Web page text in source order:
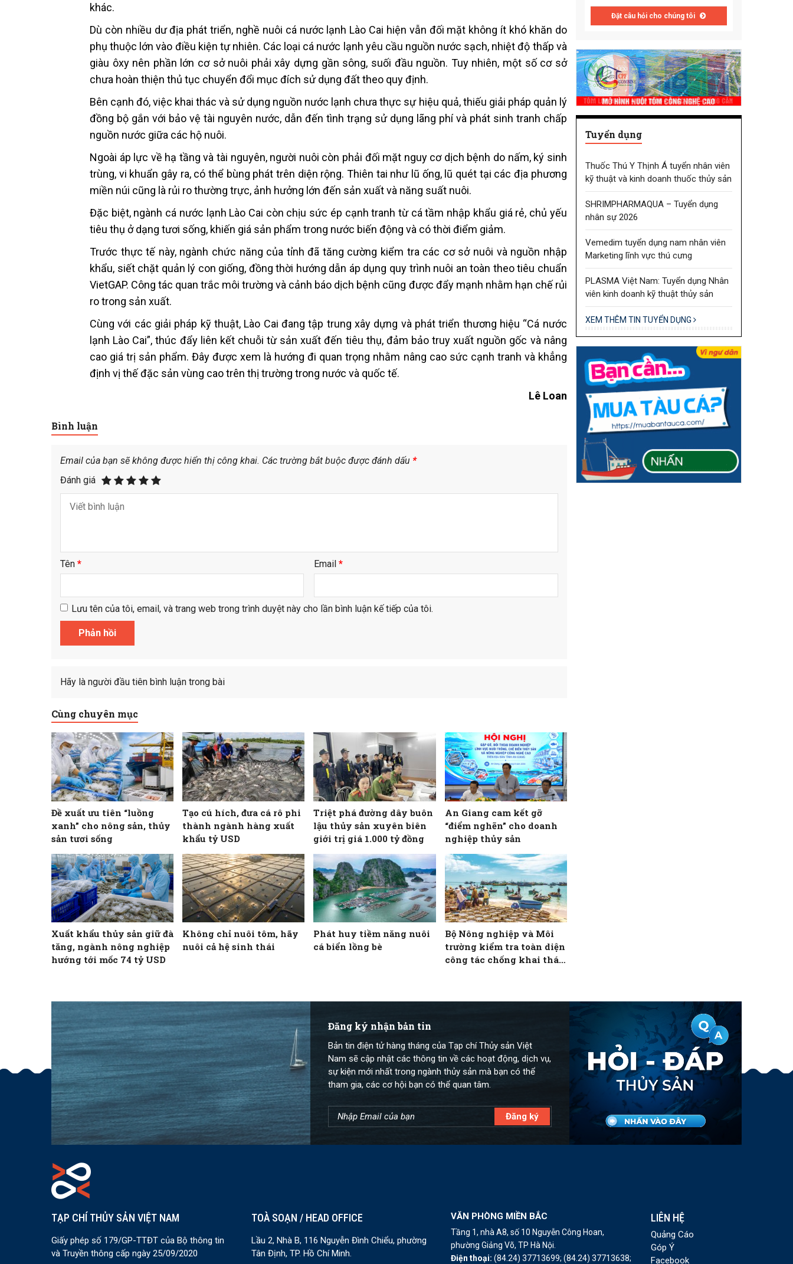
khác.
Dù còn nhiều dư địa phát triển, nghề nuôi cá nước lạnh Lào Cai hiện vẫn đối mặt không ít khó khăn do
phụ thuộc lớn vào điều kiện tự nhiên. Các loại cá nước lạnh yêu cầu nguồn nước sạch, nhiệt độ thấp và
giàu ôxy nên phần lớn cơ sở nuôi phải xây dựng gần sông, suối đầu nguồn. Tuy nhiên, một số cơ sở
chưa hoàn thiện thủ tục chuyển đổi mục đích sử dụng đất theo quy định.
Bên cạnh đó, việc khai thác và sử dụng nguồn nước lạnh chưa thực sự hiệu quả, thiếu giải pháp quản lý
đồng bộ gắn với bảo vệ tài nguyên nước, dẫn đến tình trạng sử dụng lãng phí và phát sinh tranh chấp
nguồn nước giữa các hộ nuôi.
Ngoài áp lực về hạ tầng và tài nguyên, người nuôi còn phải đối mặt nguy cơ dịch bệnh do nấm, ký sinh
trùng, vi khuẩn gây ra, có thể bùng phát trên diện rộng. Thiên tai như lũ ống, lũ quét tại các địa phương
miền núi cũng là rủi ro thường trực, ảnh hưởng lớn đến sản xuất và năng suất nuôi.
Đặc biệt, ngành cá nước lạnh Lào Cai còn chịu sức ép cạnh tranh từ cá tầm nhập khẩu giá rẻ, chủ yếu
tiêu thụ ở dạng tươi sống, khiến giá sản phẩm trong nước biến động và có thời điểm giảm.
Trước thực tế này, ngành chức năng của tỉnh đã tăng cường kiểm tra các cơ sở nuôi và nguồn nhập
khẩu, siết chặt quản lý con giống, đồng thời hướng dẫn áp dụng quy trình nuôi an toàn theo tiêu chuẩn
VietGAP. Công tác quan trắc môi trường và cảnh báo dịch bệnh cũng được đẩy mạnh nhằm hạn chế rủi
ro trong sản xuất.
Cùng với các giải pháp kỹ thuật, Lào Cai đang tập trung xây dựng và phát triển thương hiệu “Cá nước
lạnh Lào Cai”, thúc đẩy liên kết chuỗi từ sản xuất đến tiêu thụ, đảm bảo truy xuất nguồn gốc và nâng
cao giá trị sản phẩm. Đây được xem là hướng đi quan trọng nhằm nâng cao sức cạnh tranh và khẳng
định vị thế đặc sản vùng cao trên thị trường trong nước và quốc tế.
Lê Loan
Bình luận
Email của bạn sẽ không được hiển thị công khai. Các trường bắt buộc được đánh dấu *
Đánh giá
Tên * Email*
Lưu tên của tôi, email, và trang web trong trình duyệt này cho lần bình luận kế tiếp của tôi.
Hãy là người đầu tiên bình luận trong bài
Cùng chuyên mục
Đề xuất ưu tiên “luồng
xanh” cho nông sản, thủy
sản tươi sống
Tạo cú hích, đưa cá rô phi
thành ngành hàng xuất
khẩu tỷ USD
Triệt phá đường dây buôn
lậu thủy sản xuyên biên
giới trị giá 1.000 tỷ đồng
An Giang cam kết gỡ
“điểm nghẽn” cho doanh
nghiệp thủy sản
Xuất khẩu thủy sản giữ đà
tăng, ngành nông nghiệp
hướng tới mốc 74 tỷ USD
Không chỉ nuôi tôm, hãy
nuôi cả hệ sinh thái
Phát huy tiềm năng nuôi
cá biển lồng bè
Bộ Nông nghiệp và Môi
trường kiểm tra toàn diện
công tác chống khai thác
Đặt câu hỏi cho chúng tôi
Tuyển dụng
Thuốc Thú Y Thịnh Á tuyển nhân viên
kỹ thuật và kinh doanh thuốc thủy sản
SHRIMPHARMAQUA – Tuyển dụng
nhân sự 2026
Vemedim tuyển dụng nam nhân viên
Marketing lĩnh vực thú cưng
PLASMA Việt Nam: Tuyển dụng Nhân
viên kinh doanh kỹ thuật thủy sản
XEM THÊM TIN TUYỂN DỤNG
Đăng ký nhận bản tin
Bản tin điện tử hàng tháng của Tạp chí Thủy sản Việt
Nam sẽ cập nhật các thông tin về các hoạt động, dịch vụ,
sự kiện mới nhất trong ngành thủy sản mà bạn có thể
tham gia, các cơ hội bạn có thể quan tâm.
TẠP CHÍ THỦY SẢN VIỆT NAM
Giấy phép số 179/GP-TTĐT của Bộ thông tin
và Truyền thông cấp ngày 25/09/2020
TOÀ SOẠN / HEAD OFFICE
Lầu 2, Nhà B, 116 Nguyễn Đình Chiểu, phường
Tân Định, TP. Hồ Chí Minh.
VĂN PHÒNG MIỀN BẮC
Tầng 1, nhà A8, số 10 Nguyễn Công Hoan,
phường Giảng Võ, TP Hà Nội.
Điện thoại:(84.24) 37713699;(84.24) 37713638;
LIÊN HỆ
Quảng Cáo
Góp Ý
Facebook